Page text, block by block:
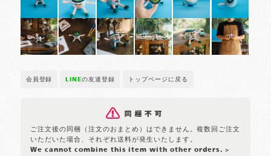
会員登録 LINEの友達登録 トップページに戻る
ご注文後の同梱（注文のおまとめ）はできません。複数回ご注文
いただいた場合、それぞれ送料が発生いたします。
We cannot combine this item with other orders. >